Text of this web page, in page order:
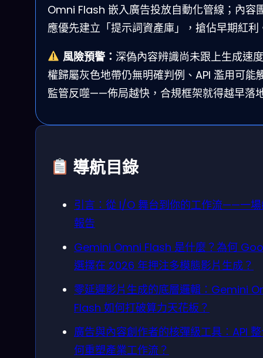
Omni Flash 嵌入廣告投放自動化管線；內容
應優先建立「提示詞資產庫」，搶佔早期紅利
風險預警： 深偽內容辨識尚未跟上生成速
權歸屬灰色地帶仍無明確判例、API 濫用可能
監管反噬——佈局越快，合規框架就得越早落
導航目錄
引言：從 I/O 舞台到你的工作流——一
報告
Gemini Omni Flash 是什麼？為何
選擇在 2026 年押注多模態影片生成？
零延遲影片生成的底層邏輯：Gemini
Flash 如何打破算力天花板？
廣告與內容創作者的核彈級工具：API
何重塑產業工作流？